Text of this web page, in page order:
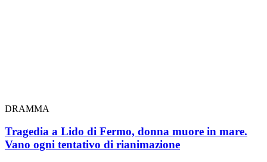
DRAMMA
Tragedia a Lido di Fermo, donna muore in mare.
Vano ogni tentativo di rianimazione